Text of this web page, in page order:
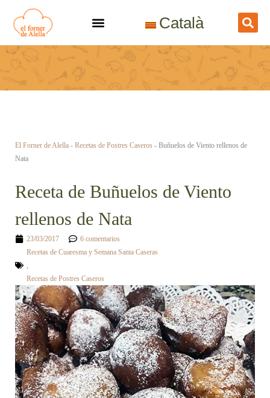
contenido
Català
El Forner de Alella - Recetas de Postres Caseros - Buñuelos de Viento rellenos de
Nata
Receta de Buñuelos de Viento
rellenos de Nata
23/03/2017
6 comentarios
Recetas de Cuaresma y Semana Santa Caseras
Recetas de Postres Caseros